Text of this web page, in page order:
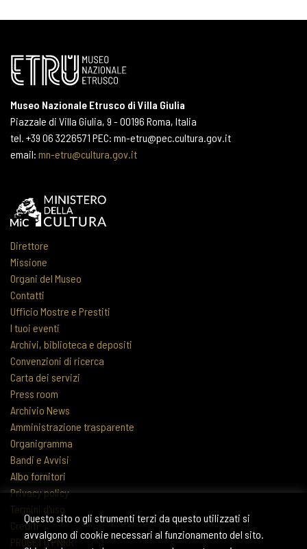
Questo sito o gli strumenti terzi da questo utilizzati si
avvalgono di cookie necessari al funzionamento del sito.
Museo Nazionale Etrusco di Villa Giulia
Piazzale di Villa Giulia, 9 - 00196 Roma, Italia
tel. +39 06 3226571 PEC: mn-etru@pec.cultura.gov.it
email: mn-etru@cultura.gov.it
Direttore
Missione
Organi del Museo
Contatti
Ufficio Mostre e Prestiti
I tuoi eventi
Archivi, biblioteca e depositi
Convenzioni di ricerca
Carta dei servizi
Press room
Archivio News
Amministrazione trasparente
Organigramma
Bandi e Avvisi
Albo fornitori
Privacy policy
Termini d'uso
Crediti
PROGETTI PNRR